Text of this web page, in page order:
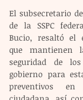
El subsecretario
de la SSPC
Bucio, resaltó el
que mantienen
seguridad de
gobierno para
preventivos